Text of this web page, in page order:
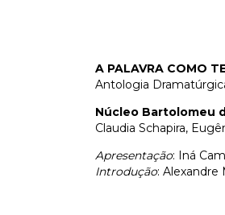
A PALAVRA COMO
Antologia
Núcleo Bartolomeu
Claudia Schapira,
Apresentação: Iná
Introdução: Alexandre